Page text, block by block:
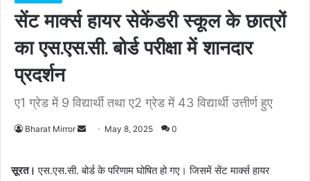
सेंट मार्क्स हायर सेकेंडरी स्कूल के छात्रों
का एस.एस.सी. बोर्ड परीक्षा में शानदार
प्रदर्शन
ए1 ग्रेड में 9 विद्यार्थी तथा ए2 ग्रेड में 43 विद्यार्थी उत्तीर्ण हुए
Bharat Mirror May 8, 2025 0
सूरत। एस.एस.सी. बोर्ड के परिणाम घोषित हो गए। जिसमें सेंट मार्क्स हायर